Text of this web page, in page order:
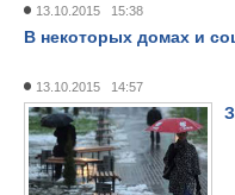
13.10.2015 15:38
В некоторых домах и
13.10.2015 14:57